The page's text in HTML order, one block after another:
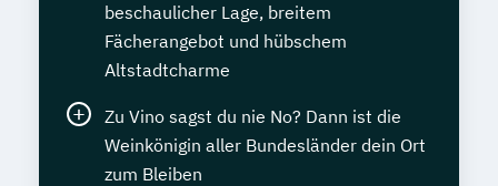
beschaulicher Lage, breitem
Fächerangebot und hübschem
Altstadtcharme
Zu Vino sagst du nie No? Dann ist die
Weinkönigin aller Bundesländer dein Ort
zum Bleiben